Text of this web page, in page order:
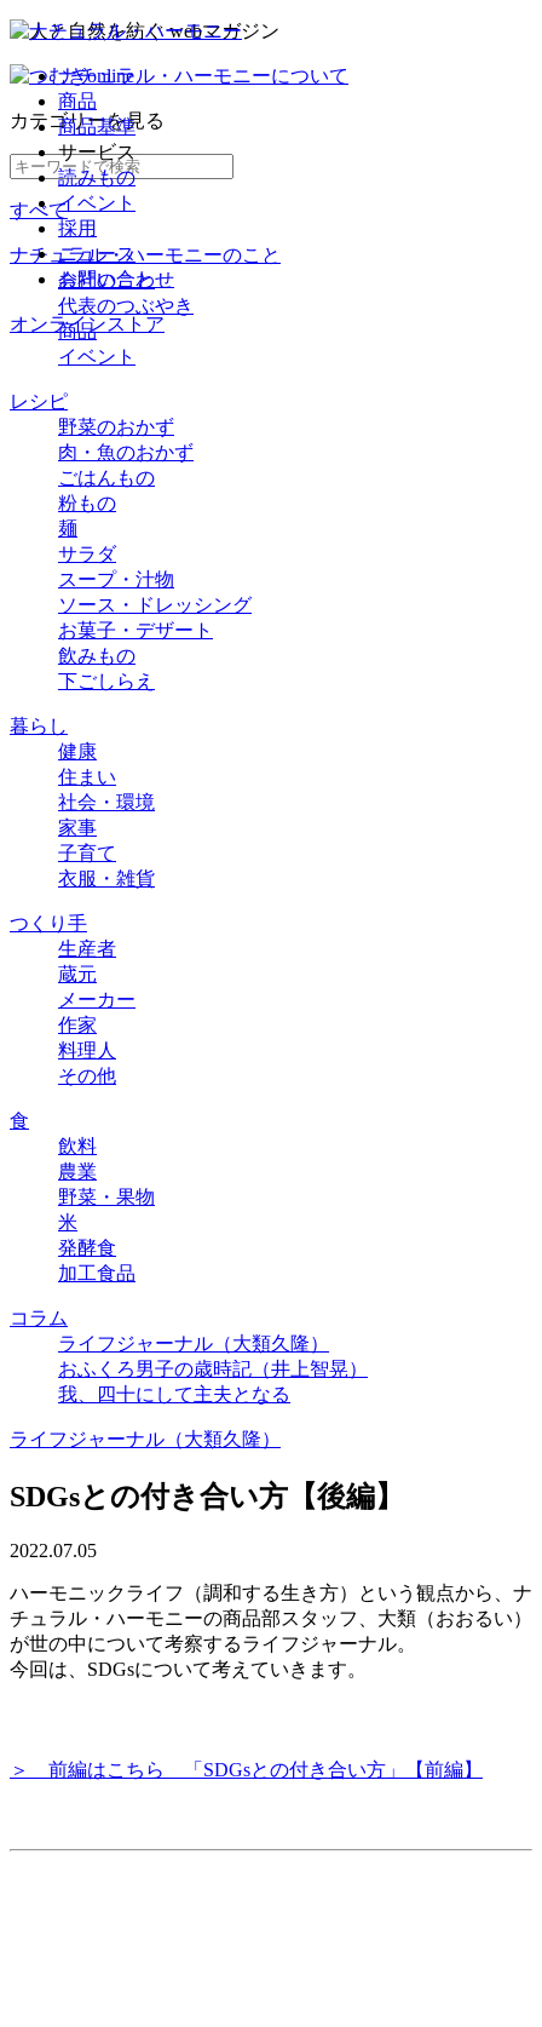
ナチュラル・ハーモニーについて
商品
商品基準
サービス
読みもの
イベント
採用
ニュース
お問い合わせ
オンラインストア
カテゴリーを見る
すべて
ナチュラル・ハーモニーのこと
会社のこと
代表のつぶやき
商品
イベント
レシピ
野菜のおかず
肉・魚のおかず
ごはんもの
粉もの
麺
サラダ
スープ・汁物
ソース・ドレッシング
お菓子・デザート
飲みもの
下ごしらえ
暮らし
健康
住まい
社会・環境
家事
子育て
衣服・雑貨
つくり手
生産者
蔵元
メーカー
作家
料理人
その他
食
飲料
農業
野菜・果物
米
発酵食
加工食品
コラム
ライフジャーナル（大類久隆）
おふくろ男子の歳時記（井上智晃）
我、四十にして主夫となる
ライフジャーナル（大類久隆）
SDGsとの付き合い方【後編】
2022.07.05
ハーモニックライフ（調和する生き方）という観点から、ナ
チュラル・ハーモニーの商品部スタッフ、大類（おおるい）
が世の中について考察するライフジャーナル。
今回は、SDGsについて考えていきます。
＞ 前編はこちら 「SDGsとの付き合い方」【前編】